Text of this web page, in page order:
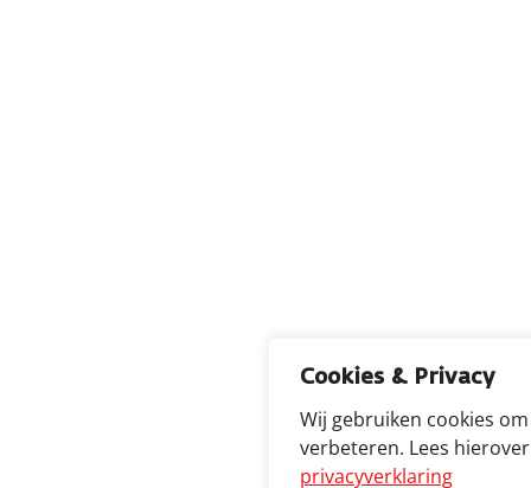
Cookies & Privacy
Wij gebruiken cookies
verbeteren. Lees
privacyverklaring